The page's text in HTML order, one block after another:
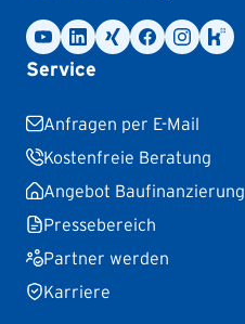
Service
Anfragen per E-Mail
Kostenfreie Beratung
Angebot Baufinanzierung
Pressebereich
Partner werden
Karriere